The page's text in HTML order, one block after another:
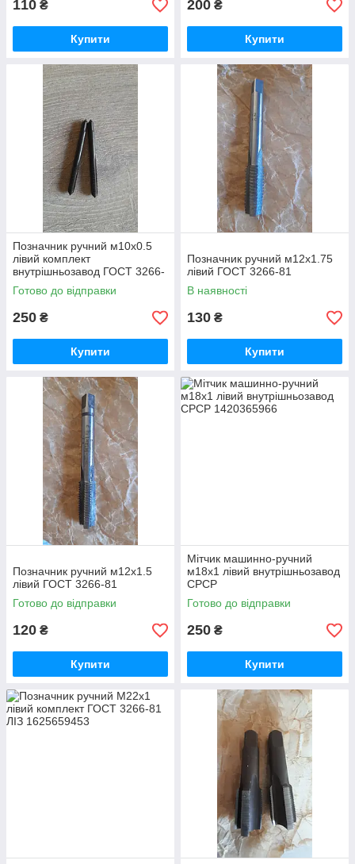
110 ₴
Купити
200 ₴
Купити
Позначник ручний м10х0.5
лівий комплект
внутрішньозавод ГОСТ 3266-
81
Готово до відправки
250 ₴
Купити
Позначник ручний м12х1.75
лівий ГОСТ 3266-81
В наявності
130 ₴
Купити
Позначник ручний м12х1.5
лівий ГОСТ 3266-81
Готово до відправки
120 ₴
Купити
Мітчик машинно-ручний
м18х1 лівий внутрішньозавод
СРСР
Готово до відправки
250 ₴
Купити